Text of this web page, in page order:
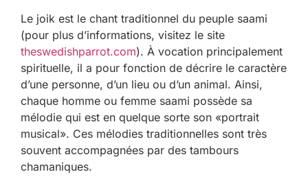
Le joik est le chant traditionnel du peuple saami
(pour plus d’informations, visitez le site
theswedishparrot.com). À vocation principalement
spirituelle, il a pour fonction de décrire le caractère
d’une personne, d’un lieu ou d’un animal. Ainsi,
chaque homme ou femme saami possède sa
mélodie qui est en quelque sorte son «portrait
musical». Ces mélodies traditionnelles sont très
souvent accompagnées par des tambours
chamaniques.